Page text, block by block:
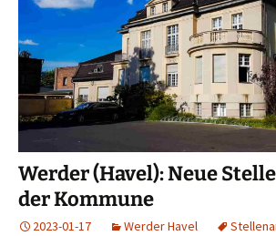
Werder (Havel): Neue
der Kommune
2023-01-17 Werder Havel